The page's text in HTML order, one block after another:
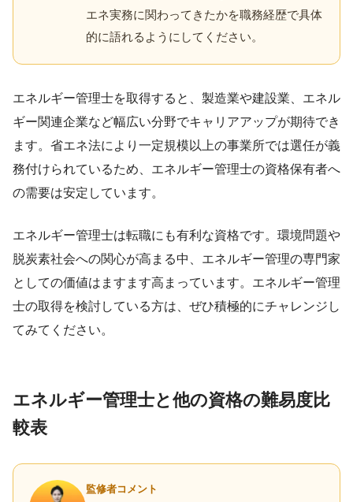
エネ実務に関わってきたかを職務経歴で具体
的に語れるようにしてください。
エネルギー管理士を取得すると、製造業や建設業、エネル
ギー関連企業など幅広い分野でキャリアアップが期待でき
ます。省エネ法により一定規模以上の事業所では選任が義
務付けられているため、エネルギー管理士の資格保有者へ
の需要は安定しています。
エネルギー管理士は転職にも有利な資格です。環境問題や
脱炭素社会への関心が高まる中、エネルギー管理の専門家
としての価値はますます高まっています。エネルギー管理
士の取得を検討している方は、ぜひ積極的にチャレンジし
てみてください。
エネルギー管理士と他の資格の難易度比
較表
監修者コメント